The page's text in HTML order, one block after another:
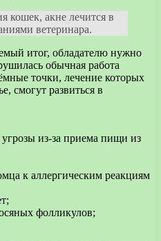
кошек, акне лечится в
ветеринара.
итог, обладателю нужно
обычная работа
точки, лечение которых
смогут развиться в
из-за приема пищи из
к аллергическим реакциям
фолликулов;